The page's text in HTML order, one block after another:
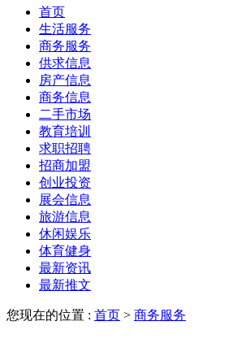
首页
生活服务
商务服务
供求信息
房产信息
商务信息
二手市场
教育培训
求职招聘
招商加盟
创业投资
展会信息
旅游信息
休闲娱乐
体育健身
最新资讯
最新推文
您现在的位置 : 首页 > 商务服务